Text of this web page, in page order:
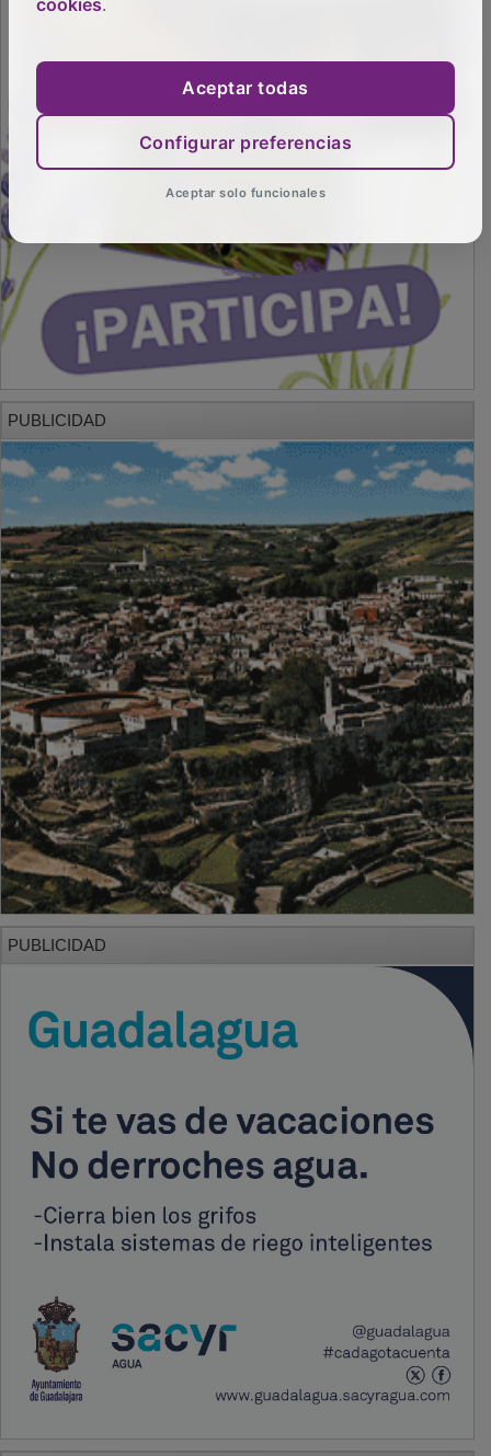
PUBLICIDAD
PUBLICIDAD
cookies.
Aceptar todas
Configurar preferencias
Aceptar solo funcionales